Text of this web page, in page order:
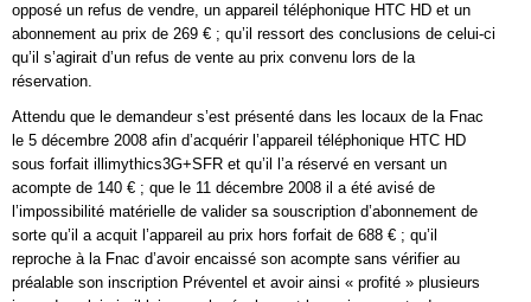
opposé un refus de vendre, un appareil téléphonique HTC HD et un
abonnement au prix de 269 € ; qu’il ressort des conclusions de celui-ci
qu’il s’agirait d’un refus de vente au prix convenu lors de la
réservation.
Attendu que le demandeur s’est présenté dans les locaux de la Fnac
le 5 décembre 2008 afin d’acquérir l’appareil téléphonique HTC HD
sous forfait illimythics3G+SFR et qu’il l’a réservé en versant un
acompte de 140 € ; que le 11 décembre 2008 il a été avisé de
l’impossibilité matérielle de valider sa souscription d’abonnement de
sorte qu’il a acquit l’appareil au prix hors forfait de 688 € ; qu’il
reproche à la Fnac d’avoir encaissé son acompte sans vérifier au
préalable son inscription Préventel et avoir ainsi « profité » plusieurs